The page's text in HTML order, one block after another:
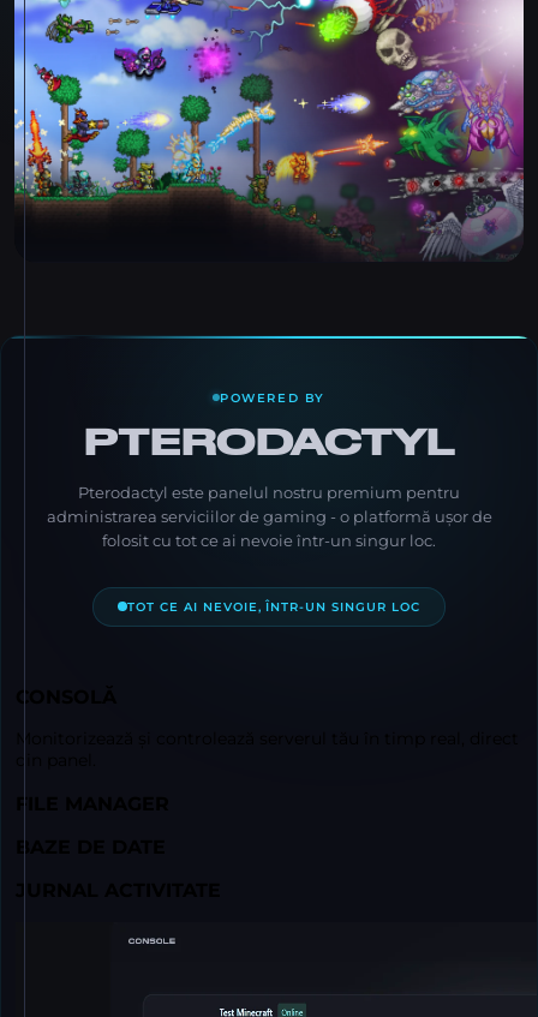
POWERED BY
PTERODACTYL
Pterodactyl este panelul nostru premium pentru
administrarea serviciilor de gaming - o platformă ușor de
folosit cu tot ce ai nevoie într-un singur loc.
TOT CE AI NEVOIE, ÎNTR-UN SINGUR LOC